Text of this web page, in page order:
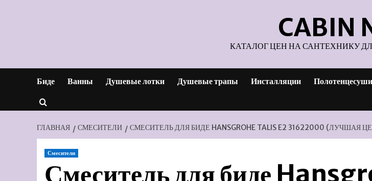
CABIN
КАТАЛОГ ЦЕН НА САНТЕХНИКУ
Биде Ванны Душевые лотки Душевые трапы Инсталляции
ГЛАВНАЯ СМЕСИТЕЛИ СМЕСИТЕЛЬ ДЛЯ БИДЕ HANSGROHE TALIS E2 31622000 (ЛУЧШАЯ
Смесители
Смеситель для биде